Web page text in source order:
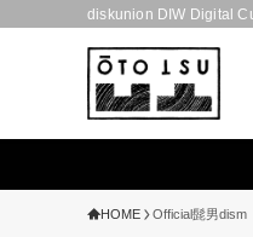
diskunion DIW Digital
HOME Official髭男dism